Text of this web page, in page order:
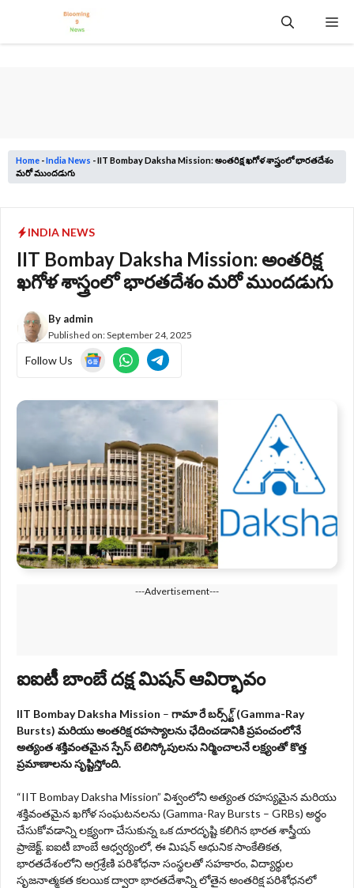
content
Home -India News -IIT Bombay Daksha Mission: అంతరిక్ష ఖగోళ శాస్త్రంలో భారతదేశం
మరో ముందడుగు
INDIA NEWS
IIT Bombay Daksha Mission: అంతరిక్ష
ఖగోళ శాస్త్రంలో భారతదేశం మరో ముందడుగు
By admin
Published on:September 24, 2025
Follow Us
---Advertisement---
ఐఐటీ బాంబే దక్ష మిషన్ ఆవిర్భావం
IIT Bombay Daksha Mission – గామా రే బర్స్్ట్ (Gamma-Ray
Bursts) మరియు అంతరిక్ష రహస్యాలను ఛేదించడానికిప్రపంచంలోనే
అత్యంత శక్తివంతమైన స్పేస్ టెలిస్కోపులను నిర్మించాలనే లక్ష్యంతో కొత్త
ప్రమాణాలను సృష్టిస్తోంది.
“IIT Bombay Daksha Mission” విశ్వంలోని అత్యంత రహస్యమైన మరియు
శక్తివంతమైన ఖగోళ సంఘటనలను (Gamma-Ray Bursts – GRBs) అర్థం
చేసుకోవడాన్ని లక్ష్యంగా చేసుకున్న ఒక దూరదృష్టి కలిగిన భారత శాస్త్రీయ
ప్రాజెక్ట్. ఐఐటీ బాంబే ఆధ్వర్యంలో, ఈ మిషన్ ఆధునిక సాంకేతికత,
భారతదేశంలోని అగ్రశ్రేణి పరిశోధనా సంస్థలతో సహకారం, విద్యార్థుల
సృజనాత్మకత కలయిక ద్వారా భారతదేశాన్ని లోతైన అంతరిక్ష పరిశోధనలో